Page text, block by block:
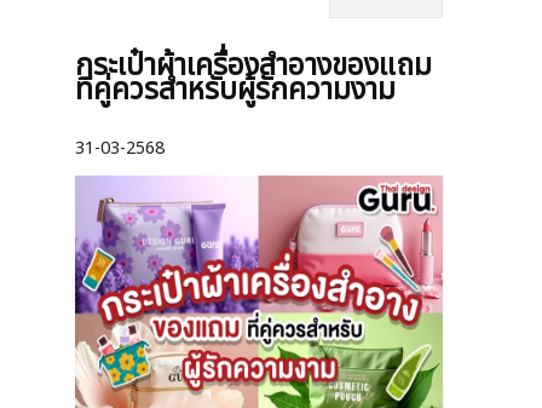
กระเป๋าผ้าเครื่องสําอางของแถม
ที่คู่ควรสำหรับผู้รักความงาม
31-03-2568